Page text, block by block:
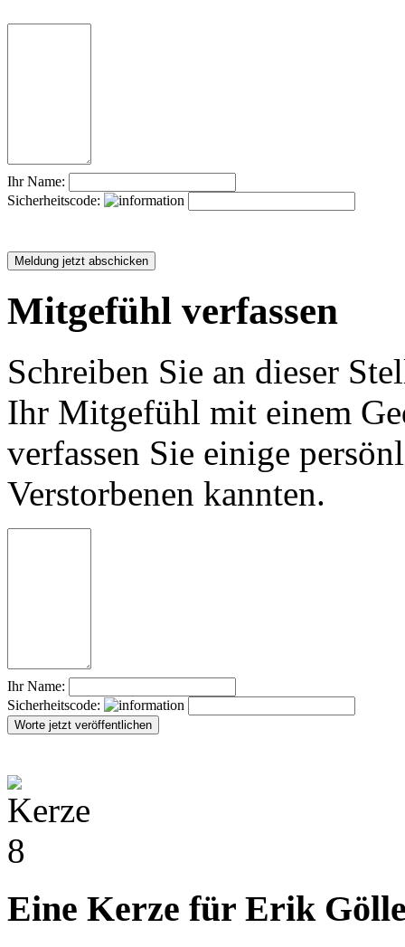
Ihr Name:
Sicherheitscode:
Mitgefühl verfassen
Schreiben Sie an dieser
Ihr Mitgefühl mit einem
verfassen Sie einige
Verstorbenen kannten.
Ihr Name:
Sicherheitscode:
Eine Kerze für Erik